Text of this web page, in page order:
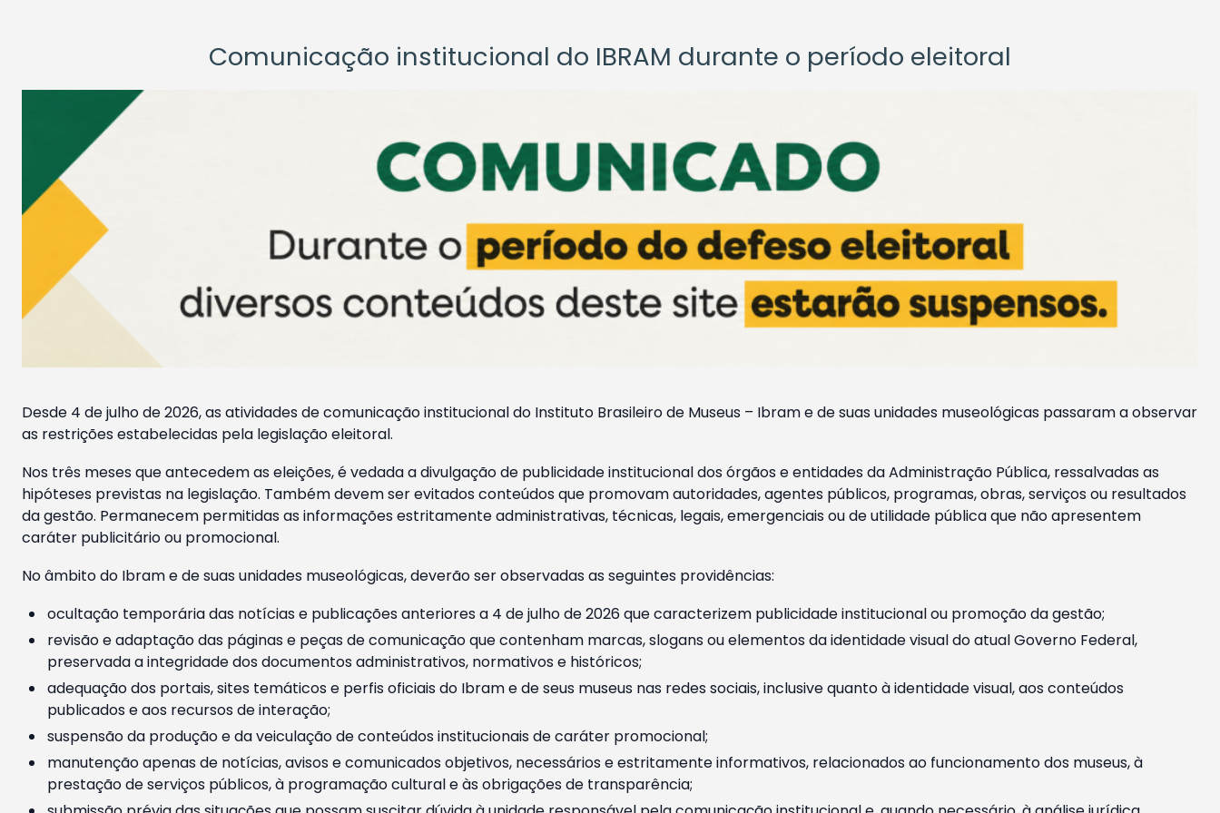
Comunicação institucional do IBRAM durante o período eleitoral
Desde 4 de julho de 2026, as atividades de comunicação institucional do Instituto Brasileiro de Museus – Ibram e de suas unidades museológicas passaram a observar
as restrições estabelecidas pela legislação eleitoral.
Nos três meses que antecedem as eleições, é vedada a divulgação de publicidade institucional dos órgãos e entidades da Administração Pública, ressalvadas as
hipóteses previstas na legislação. Também devem ser evitados conteúdos que promovam autoridades, agentes públicos, programas, obras, serviços ou resultados
da gestão. Permanecem permitidas as informações estritamente administrativas, técnicas, legais, emergenciais ou de utilidade pública que não apresentem
caráter publicitário ou promocional.
No âmbito do Ibram e de suas unidades museológicas, deverão ser observadas as seguintes providências:
ocultação temporária das notícias e publicações anteriores a 4 de julho de 2026 que caracterizem publicidade institucional ou promoção da gestão;
revisão e adaptação das páginas e peças de comunicação que contenham marcas, slogans ou elementos da identidade visual do atual Governo Federal,
preservada a integridade dos documentos administrativos, normativos e históricos;
adequação dos portais, sites temáticos e perfis oficiais do Ibram e de seus museus nas redes sociais, inclusive quanto à identidade visual, aos conteúdos
publicados e aos recursos de interação;
suspensão da produção e da veiculação de conteúdos institucionais de caráter promocional;
manutenção apenas de notícias, avisos e comunicados objetivos, necessários e estritamente informativos, relacionados ao funcionamento dos museus, à
prestação de serviços públicos, à programação cultural e às obrigações de transparência;